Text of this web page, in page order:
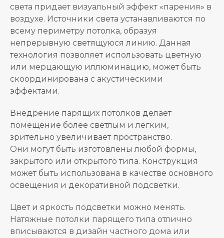
света придает визуальный эффект «парения» в
воздухе. Источники света устанавливаются по
всему периметру потолка, образуя
непрерывную светящуюся линию. Данная
технология позволяет использовать цветную
или мерцающую иллюминацию, может быть
скоординирована с акустическими
эффектами.
Внедрение парящих потолков делает
помещение более светлым и легким,
зрительно увеличивает пространство.
Они могут быть изготовлены любой формы,
закрытого или открытого типа. Конструкция
может быть использована в качестве основного
освещения и декоративной подсветки.
Цвет и яркость подсветки можно менять.
Натяжные потолки парящего типа отлично
вписываются в дизайн частного дома или